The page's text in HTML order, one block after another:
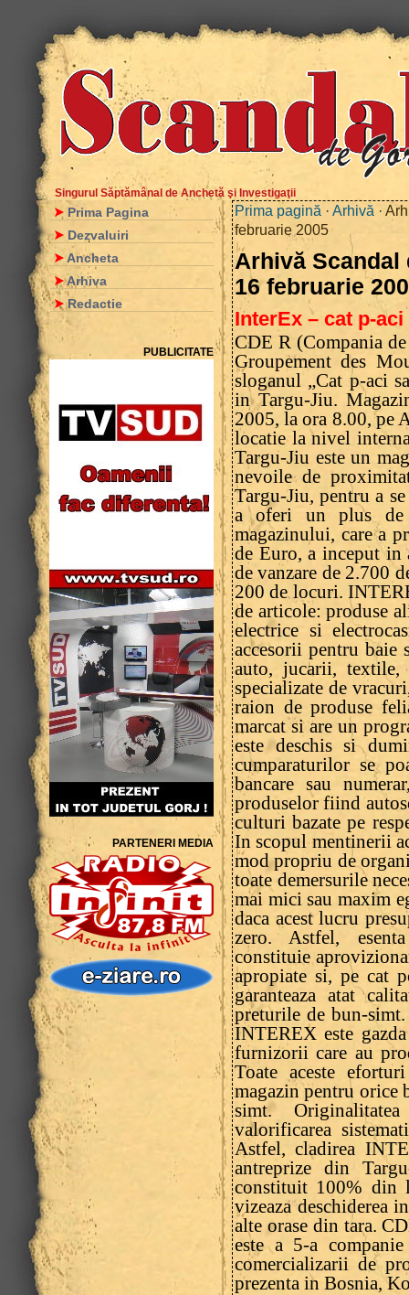
Singurul Săptămânal de Anchetă şi Investigaţii
Prima Pagina
Dezvaluiri
Ancheta
Arhiva
Redactie
PUBLICITATE
PARTENERI MEDIA
Prima pagină · Arhivă ·
februarie 2005
Arhivă Scandal
16 februarie
InterEx – cat p-
CDE R (Compania
Groupement des
sloganul „Cat p-aci
in Targu-Jiu.
2005, la ora 8.00, pe
locatie la nivel
Targu-Jiu este un
nevoile de
Targu-Jiu, pentru a
a oferi un plus de
magazinului, care a
de Euro, a inceput in
de vanzare de 2.700
200 de locuri.
de articole: produse
electrice si
accesorii pentru baie
auto, jucarii, textile,
specializate de
raion de produse
marcat si are un
este deschis si
cumparaturilor se
bancare sau
produselor fiind
culturi bazate pe
In scopul mentinerii
mod propriu de
toate demersurile
mai mici sau maxim
daca acest lucru
zero. Astfel,
constituie
apropiate si, pe cat
garanteaza atat
preturile de bun-
INTEREX este
furnizorii care au
Toate aceste
magazin pentru orice
simt.
valorificarea
Astfel, cladirea
antreprize din
constituit 100% din
vizeaza deschiderea
alte orase din tara.
este a 5-a
comercializarii de
prezenta in Bosnia,